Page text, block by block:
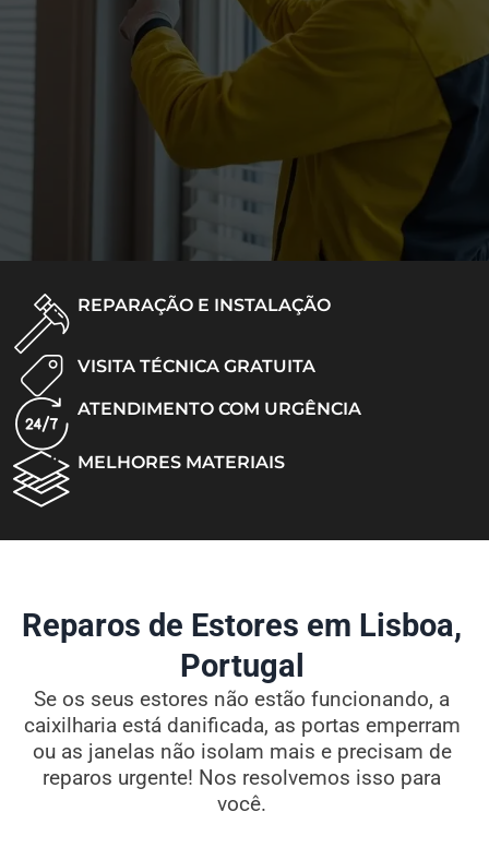
REPARAÇÃO E INSTALAÇÃO
VISITA TÉCNICA GRATUITA
ATENDIMENTO COM URGÊNCIA
MELHORES MATERIAIS
Reparos de Estores em Lisboa,
Portugal
Se os seus estores não estão funcionando, a
caixilharia está danificada, as portas emperram
ou as janelas não isolam mais e precisam de
reparos urgente! Nos resolvemos isso para
você.